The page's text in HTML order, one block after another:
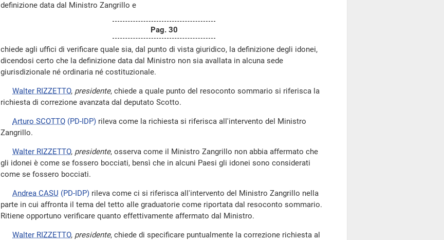
definizione data dal Ministro Zangrillo e
Pag. 30
chiede agli uffici di verificare quale sia, dal punto di vista giuridico, la definizione degli idonei,
dicendosi certo che la definizione data dal Ministro non sia avallata in alcuna sede
giurisdizionale né ordinaria né costituzionale.
Walter RIZZETTO, presidente, chiede a quale punto del resoconto sommario si riferisca la
richiesta di correzione avanzata dal deputato Scotto.
Arturo SCOTTO (PD-IDP) rileva come la richiesta si riferisca all'intervento del Ministro
Zangrillo.
Walter RIZZETTO, presidente, osserva come il Ministro Zangrillo non abbia affermato che
gli idonei è come se fossero bocciati, bensì che in alcuni Paesi gli idonei sono considerati
come se fossero bocciati.
Andrea CASU (PD-IDP) rileva come ci si riferisca all'intervento del Ministro Zangrillo nella
parte in cui affronta il tema del tetto alle graduatorie come riportata dal resoconto sommario.
Ritiene opportuno verificare quanto effettivamente affermato dal Ministro.
Walter RIZZETTO, presidente, chiede di specificare puntualmente la correzione richiesta al